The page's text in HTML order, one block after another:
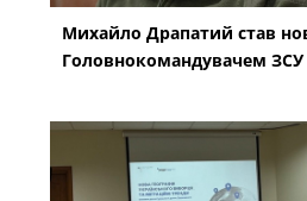
Михайло Драпатий став
Головнокомандувачем ЗСУ